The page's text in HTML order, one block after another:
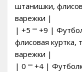
штанишки,
варежки |
| +5 ⎻ +9 |
флисовая куртка,
варежки |
| 0 ⎻ +4 |